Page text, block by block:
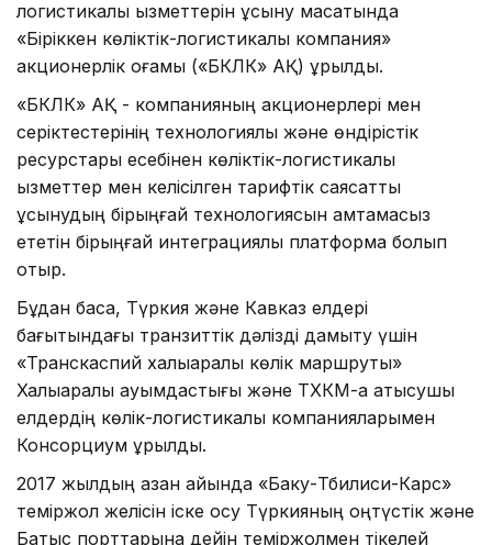
логистикалық қызметтерін ұсыну мақсатында
«Біріккен көліктік-логистикалық компания»
акционерлік қоғамы («БКЛК» АҚ) құрылды.
«БКЛК» АҚ - компанияның акционерлері мен
серіктестерінің технологиялық және өндірістік
ресурстары есебінен көліктік-логистикалық
қызметтер мен келісілген тарифтік саясатты
ұсынудың бірыңғай технологиясын қамтамасыз
ететін бірыңғай интеграциялық платформа болып
отыр.
Бұдан басқа, Түркия және Кавказ елдері
бағытындағы транзиттік дәлізді дамыту үшін
«Транскаспий халықаралық көлік маршруты»
Халықаралық қауымдастығы және ТХКМ-қа қатысушы
елдердің көлік-логистикалық компанияларымен
Консорциум құрылды.
2017 жылдың қазан айында «Баку-Тбилиси-Карс»
теміржол желісін іске қосу Түркияның оңтүстік және
Батыс порттарына дейін теміржолмен тікелей